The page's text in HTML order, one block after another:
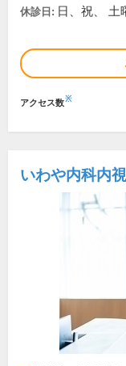
休診日: 日、祝、 土
アクセス数※
いわや内科内